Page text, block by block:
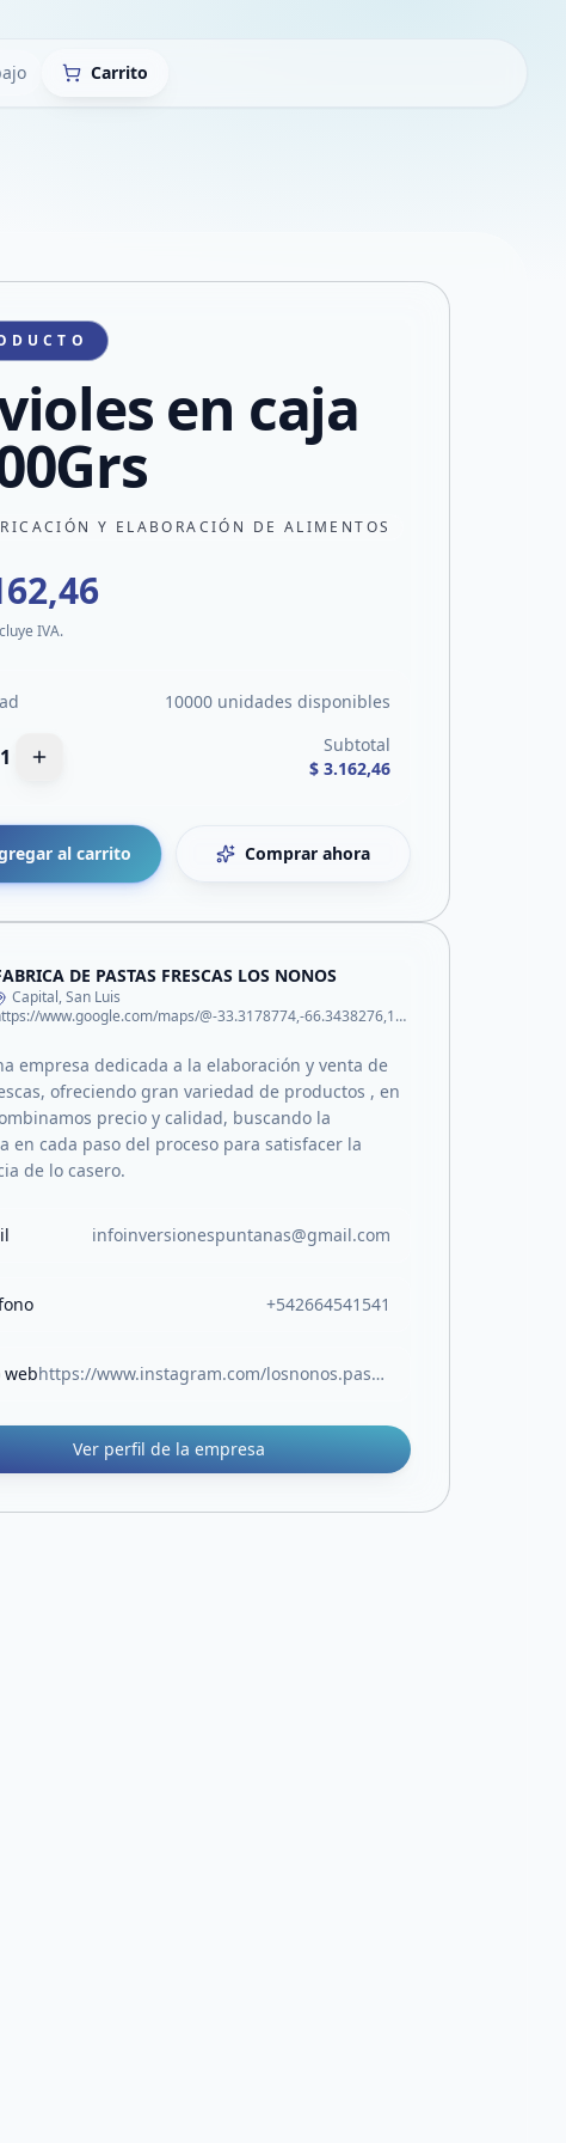
Carrito
en caja
Y ELABORACIÓN DE ALIMENTOS
IVA.
10000 unidades disponibles
1
Subtotal
$ 3.162,46
al carrito Comprar ahora
DE PASTAS FRESCAS LOS NONOS
Capital, San Luis
https://www.google.com/maps/@-33.3178774,-66.3438276,14z?entry=ttu&g_ep=EgoyMDI2MDYwMy4xIKXMDSoASAFQAw%3D%3D
empresa dedicada a la elaboración y venta de
ofreciendo gran variedad de productos , en
precio y calidad, buscando la
en cada paso del proceso para satisfacer la
de lo casero.
infoinversionespuntanas@gmail.com
+542664541541
web https://www.instagram.com/losnonos.pastas?igsh=bWM4cWtzNDZuNDB1
Ver perfil de la empresa